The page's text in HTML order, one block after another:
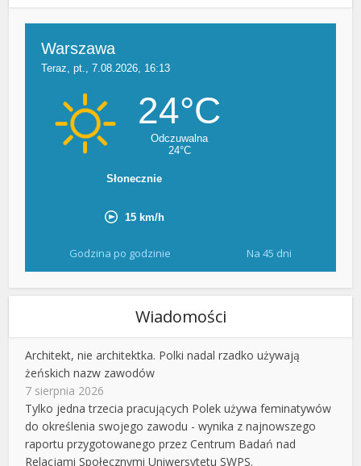
Godzina po godzinie Na 45 dni
Wiadomości
Architekt, nie architektka. Polki nadal rzadko używają
żeńskich nazw zawodów
7 sierpnia 2026
Tylko jedna trzecia pracujących Polek używa feminatywów
do określenia swojego zawodu - wynika z najnowszego
raportu przygotowanego przez Centrum Badań nad
Relacjami Społecznymi Uniwersytetu SWPS.